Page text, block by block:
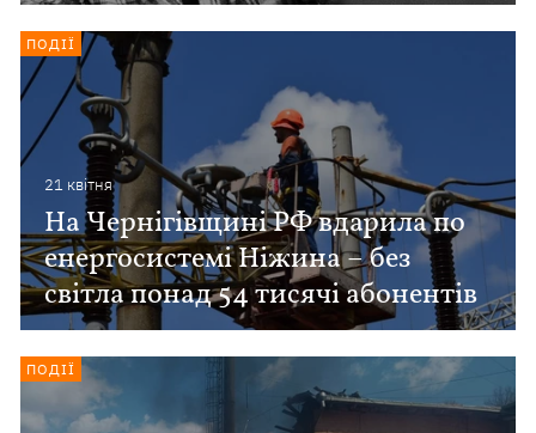
21 квiтня
На Чернігівщині РФ вдарила по
енергосистемі Ніжина – без
світла понад 54 тисячі абонентів
ПОДІЇ
ПОДІЇ